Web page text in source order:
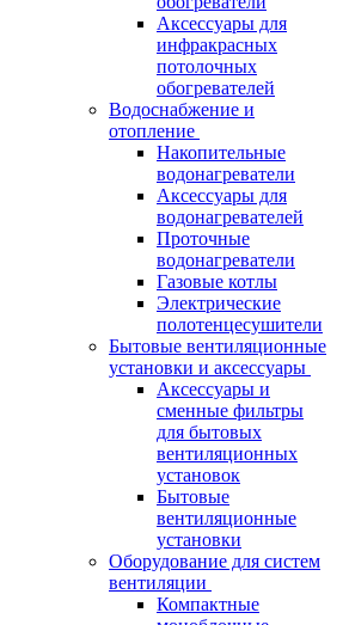
Аксессуары для
инфракрасных
потолочных
обогревателей
Водоснабжение и
отопление
Накопительные
водонагреватели
Аксессуары для
водонагревателей
Проточные
водонагреватели
Газовые котлы
Электрические
полотенцесушители
Бытовые вентиляционные
установки и аксессуары
Аксессуары и
сменные фильтры
для бытовых
вентиляционных
установок
Бытовые
вентиляционные
установки
Оборудование для систем
вентиляции
Компактные